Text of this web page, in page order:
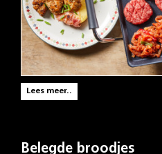
Lees meer..
Belegde broodjes